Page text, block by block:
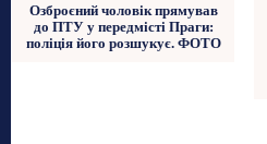
Озброєний чоловік прямував
до ПТУ у передмісті Праги:
поліція його розшукує. ФОТО